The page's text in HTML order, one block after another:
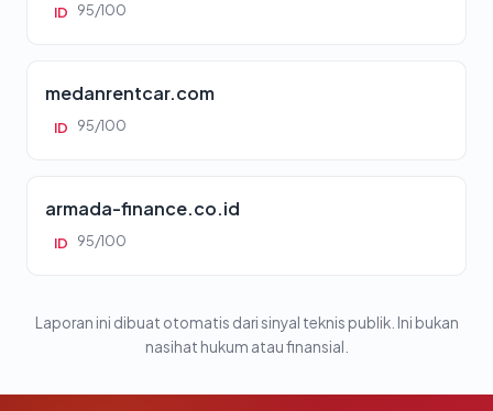
ID 95/100
medanrentcar.com
ID 95/100
armada-finance.co.id
ID 95/100
Laporan ini dibuat otomatis dari sinyal teknis publik. Ini bukan
nasihat hukum atau finansial.